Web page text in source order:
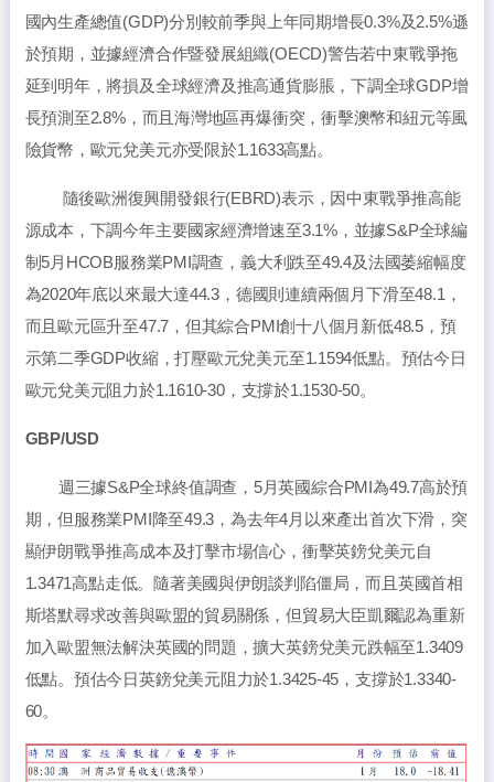
國內生產總值(GDP)分別較前季與上年同期增長0.3%及2.5%遜
於預期，並據經濟合作暨發展組織(OECD)警告若中東戰爭拖
延到明年，將損及全球經濟及推高通貨膨脹，下調全球GDP增
長預測至2.8%，而且海灣地區再爆衝突，衝擊澳幣和紐元等風
險貨幣，歐元兌美元亦受限於1.1633高點。
隨後歐洲復興開發銀行(EBRD)表示，因中東戰爭推高能
源成本，下調今年主要國家經濟增速至3.1%，並據S&P全球編
制5月HCOB服務業PMI調查，義大利跌至49.4及法國萎縮幅度
為2020年底以來最大達44.3，德國則連續兩個月下滑至48.1，
而且歐元區升至47.7，但其綜合PMI創十八個月新低48.5，預
示第二季GDP收縮，打壓歐元兌美元至1.1594低點。預估今日
歐元兌美元阻力於1.1610-30，支撐於1.1530-50。
GBP/USD
週三據S&P全球終值調查，5月英國綜合PMI為49.7高於預
期，但服務業PMI降至49.3，為去年4月以來產出首次下滑，突
顯伊朗戰爭推高成本及打擊市場信心，衝擊英鎊兌美元自
1.3471高點走低。隨著美國與伊朗談判陷僵局，而且英國首相
斯塔默尋求改善與歐盟的貿易關係，但貿易大臣凱爾認為重新
加入歐盟無法解決英國的問題，擴大英鎊兌美元跌幅至1.3409
低點。預估今日英鎊兌美元阻力於1.3425-45，支撐於1.3340-
60。